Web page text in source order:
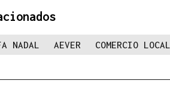
NADAL AEVER COMERCIO LOCAL